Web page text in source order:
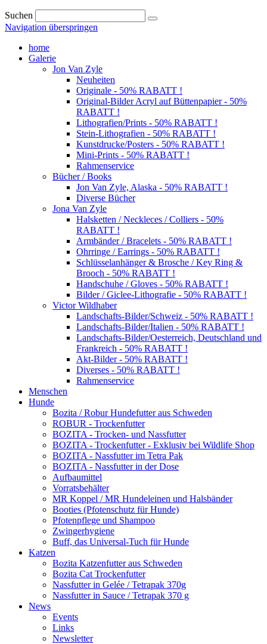
Suchen
Navigation überspringen
home
Galerie
Jon Van Zyle
Neuheiten
Originale - 50% RABATT !
Original-Bilder Acryl auf Büttenpapier - 50%
RABATT !
Lithografien/Prints - 50% RABATT !
Stein-Lithografien - 50% RABATT !
Kunstdrucke/Posters - 50% RABATT !
Mini-Prints - 50% RABATT !
Rahmenservice
Bücher / Books
Jon Van Zyle, Alaska - 50% RABATT !
Diverse Bücher
Jona Van Zyle
Halsketten / Neckleces / Colliers - 50%
RABATT !
Armbänder / Bracelets - 50% RABATT !
Ohrringe / Earrings - 50% RABATT !
Schlüsselanhänger & Brosche / Key Ring &
Brooch - 50% RABATT !
Handschuhe / Gloves - 50% RABATT !
Bilder / Giclee-Lithografie - 50% RABATT !
Victor Wildhaber
Landschafts-Bilder/Schweiz - 50% RABATT !
Landschafts-Bilder/Italien - 50% RABATT !
Landschafts-Bilder/Oesterreich, Deutschland und
Frankreich - 50% RABATT !
Akt-Bilder - 50% RABATT !
Diverses - 50% RABATT !
Rahmenservice
Menschen
Hunde
Bozita / Robur Hundefutter aus Schweden
ROBUR - Trockenfutter
BOZITA - Trocken- und Nassfutter
BOZITA - Trockenfutter - Exklusiv bei Wildlife Shop
BOZITA - Nassfutter im Tetra Pak
BOZITA - Nassfutter in der Dose
Aufbaumittel
Vorratsbehälter
MR Koppel / MR Hundeleinen und Halsbänder
Booties (Pfotenschutz für Hunde)
Pfotenpflege und Shampoo
Zwingerhygiene
Buff, das Universal-Tuch für Hunde
Katzen
Bozita Katzenfutter aus Schweden
Bozita Cat Trockenfutter
Nassfutter in Gelée / Tetrapak 370g
Nassfutter in Sauce / Tetrapak 370 g
News
Events
Links
Newsletter